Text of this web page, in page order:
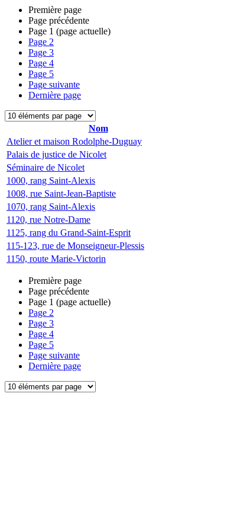
Première page
Page précédente
Page 1 (page actuelle)
Page 2
Page 3
Page 4
Page 5
Page suivante
Dernière page
Nom
Atelier et maison Rodolphe-Duguay
Palais de justice de Nicolet
Séminaire de Nicolet
1000, rang Saint-Alexis
1008, rue Saint-Jean-Baptiste
1070, rang Saint-Alexis
1120, rue Notre-Dame
1125, rang du Grand-Saint-Esprit
115-123, rue de Monseigneur-Plessis
1150, route Marie-Victorin
Première page
Page précédente
Page 1 (page actuelle)
Page 2
Page 3
Page 4
Page 5
Page suivante
Dernière page